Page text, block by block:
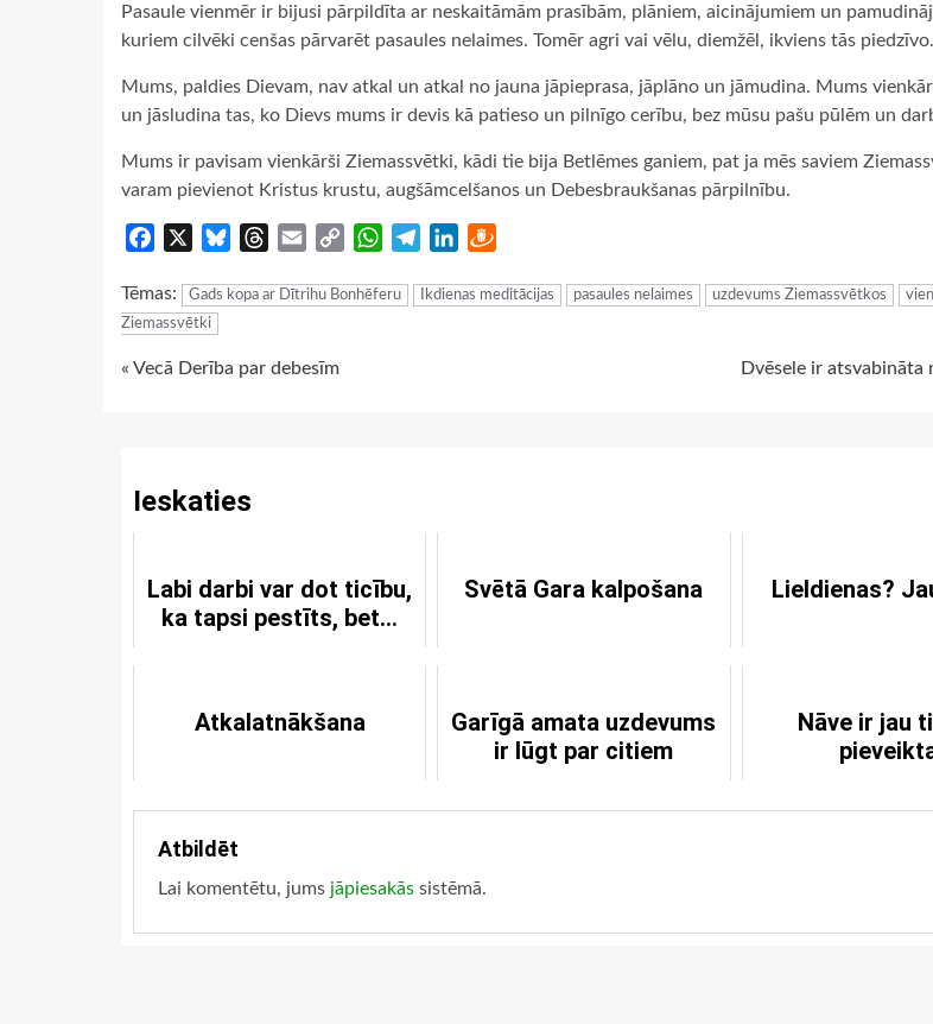
Pasaule vienmēr ir bijusi pārpildīta ar neskaitāmām prasībām, plāniem, aicinājumiem un
kuriem cilvēki cenšas pārvarēt pasaules nelaimes. Tomēr agri vai vēlu, diemžēl, ikviens tās piedzīvo.
Mums, paldies Dievam, nav atkal un atkal no jauna jāpieprasa, jāplāno un jāmudina. Mums
un jāsludina tas, ko Dievs mums ir devis kā patieso un pilnīgo cerību, bez mūsu pašu pūlēm un
Mums ir pavisam vienkārši Ziemassvētki, kādi tie bija Betlēmes ganiem, pat ja mēs saviem
varam pievienot Kristus krustu, augšāmcelšanos un Debesbraukšanas pārpilnību.
Facebook BlueskyThreads
Email
Copy
WhatsApp
TelegramLinkedIn
Tēmas: Gads kopa ar Dītrihu Bonhēferu Ikdienas meditācijas pasaules nelaimes uzdevums Ziemassvētkos
Ziemassvētki
Continue
« Vecā Derība par debesīm Dvēsele ir atsvabināta
Ieskaties
Labi darbi var dot ticību,
ka tapsi pestīts, bet...
Svētā Gara kalpošana Lieldienas?
Atkalatnākšana
Garīgā amata uzdevums
ir lūgt par citiem
Nāve ir jau
Atbildēt
Lai komentētu, jums jāpiesakās sistēmā.